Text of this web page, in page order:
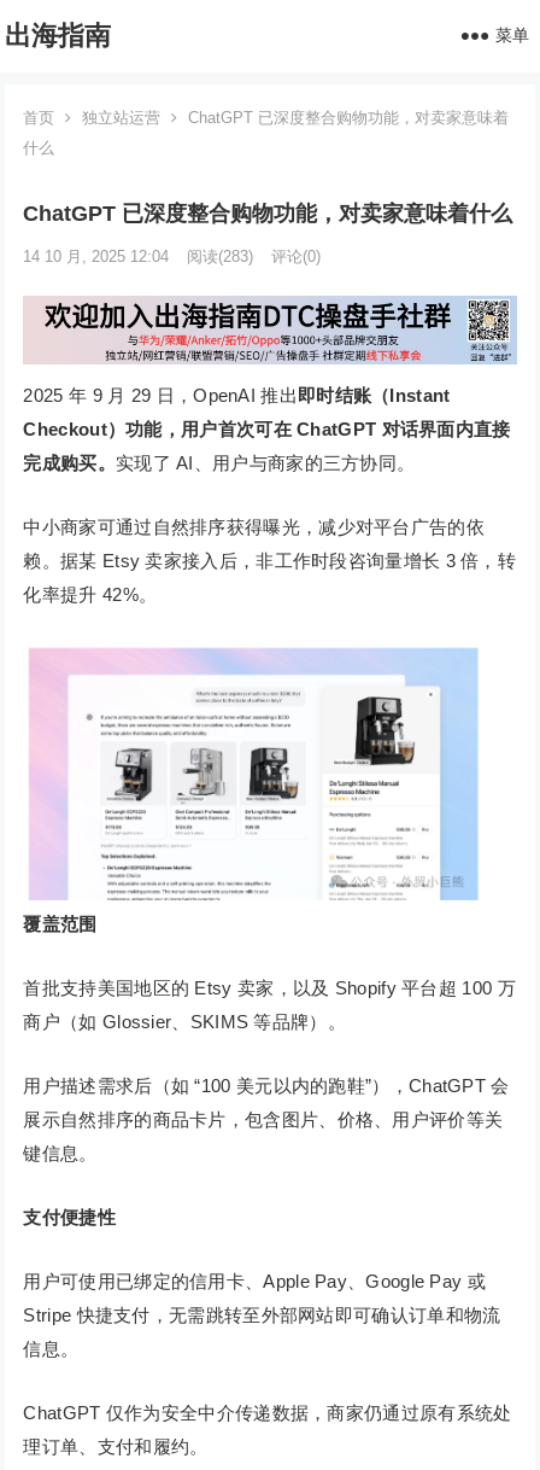
出海指南 菜单
首页 独立站运营
ChatGPT 已深度整合购物功能，对卖家意味着
什么
ChatGPT 已深度整合购物功能，对卖家意味着什么
14 10 月, 2025 12:04 阅读(283) 评论(0)
2025 年 9 月 29 日，OpenAI 推出 即时结账（Instant
Checkout）功能，用户首次可在 ChatGPT 对话界面内直接
完成购买。 实现了 AI、用户与商家的三方协同。
中小商家可通过自然排序获得曝光，减少对平台广告的依
赖。据某 Etsy 卖家接入后，非工作时段咨询量增长 3 倍，转
化率提升 42%。
覆盖范围
首批支持美国地区的 Etsy 卖家，以及 Shopify 平台超 100 万
商户（如 Glossier、SKIMS 等品牌）。
用户描述需求后（如 “100 美元以内的跑鞋”），ChatGPT 会
展示自然排序的商品卡片，包含图片、价格、用户评价等关
键信息。
支付便捷性
用户可使用已绑定的信用卡、Apple Pay、Google Pay 或
Stripe 快捷支付，无需跳转至外部网站即可确认订单和物流
信息。
ChatGPT 仅作为安全中介传递数据，商家仍通过原有系统处
理订单、支付和履约。